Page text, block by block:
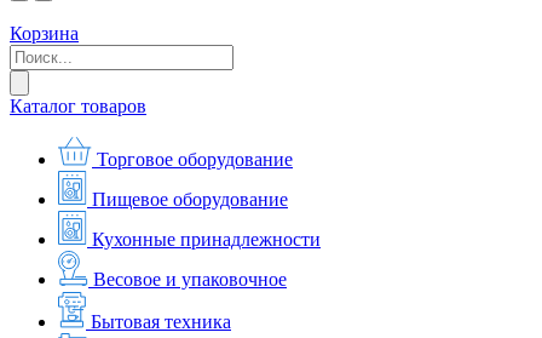
Корзина
Каталог товаров
Торговое оборудование
Пищевое оборудование
Кухонные принадлежности
Весовое и упаковочное
Бытовая техника